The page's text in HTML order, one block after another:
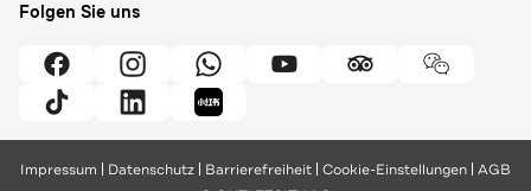
Folgen Sie uns
Impressum Datenschutz Barrierefreiheit Cookie-Einstellungen AGB